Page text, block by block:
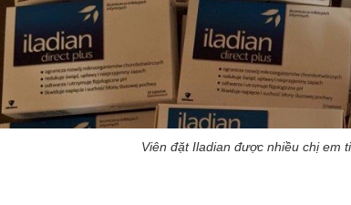
Viên đặt Iladian được nhiều chị em